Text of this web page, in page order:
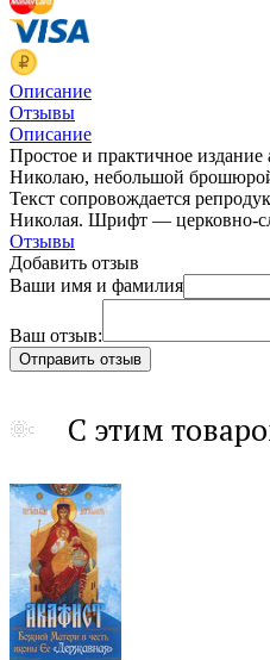
Описание
Отзывы
Описание
Простое и практичное
Николаю, небольшой
Текст сопровождается
Николая. Шрифт — церковно-
Отзывы
Добавить отзыв
Ваши имя и фамилия
Ваш отзыв:
С этим